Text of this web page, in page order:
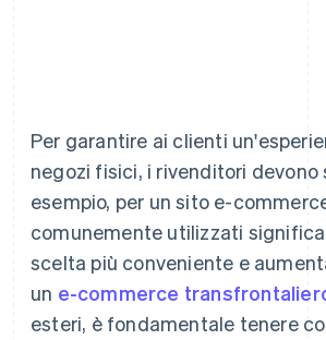
Per garantire ai clienti
negozi fisici, i rivenditori
esempio, per un sito e-
comunemente utilizzati
scelta più conveniente e
un e-commerce
esteri, è fondamentale tenere